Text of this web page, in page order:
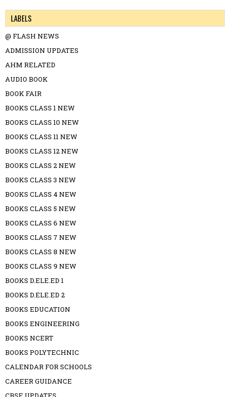
LABELS
@ FLASH NEWS
ADMISSION UPDATES
AHM RELATED
AUDIO BOOK
BOOK FAIR
BOOKS CLASS 1 NEW
BOOKS CLASS 10 NEW
BOOKS CLASS 11 NEW
BOOKS CLASS 12 NEW
BOOKS CLASS 2 NEW
BOOKS CLASS 3 NEW
BOOKS CLASS 4 NEW
BOOKS CLASS 5 NEW
BOOKS CLASS 6 NEW
BOOKS CLASS 7 NEW
BOOKS CLASS 8 NEW
BOOKS CLASS 9 NEW
BOOKS D.ELE.ED 1
BOOKS D.ELE.ED 2
BOOKS EDUCATION
BOOKS ENGINEERING
BOOKS NCERT
BOOKS POLYTECHNIC
CALENDAR FOR SCHOOLS
CAREER GUIDANCE